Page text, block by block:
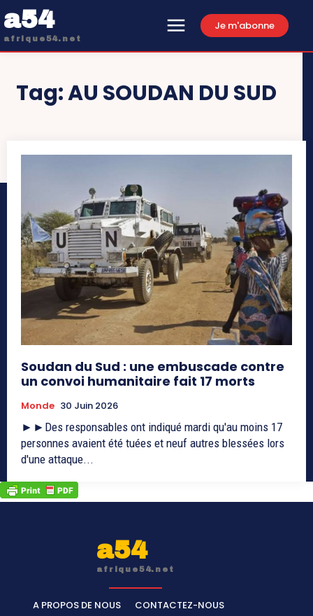
a54
afrique54.net
Je m'abonne
Tag:AU SOUDAN DU SUD
Soudan du Sud : une embuscade contre
un convoi humanitaire fait 17 morts
Monde 30 Juin 2026
►►Des responsables ont indiqué mardi qu'au moins 17
personnes avaient été tuées et neuf autres blessées lors
d'une attaque...
a54
afrique54.net
A PROPOS DE NOUS
CONTACTEZ-NOUS